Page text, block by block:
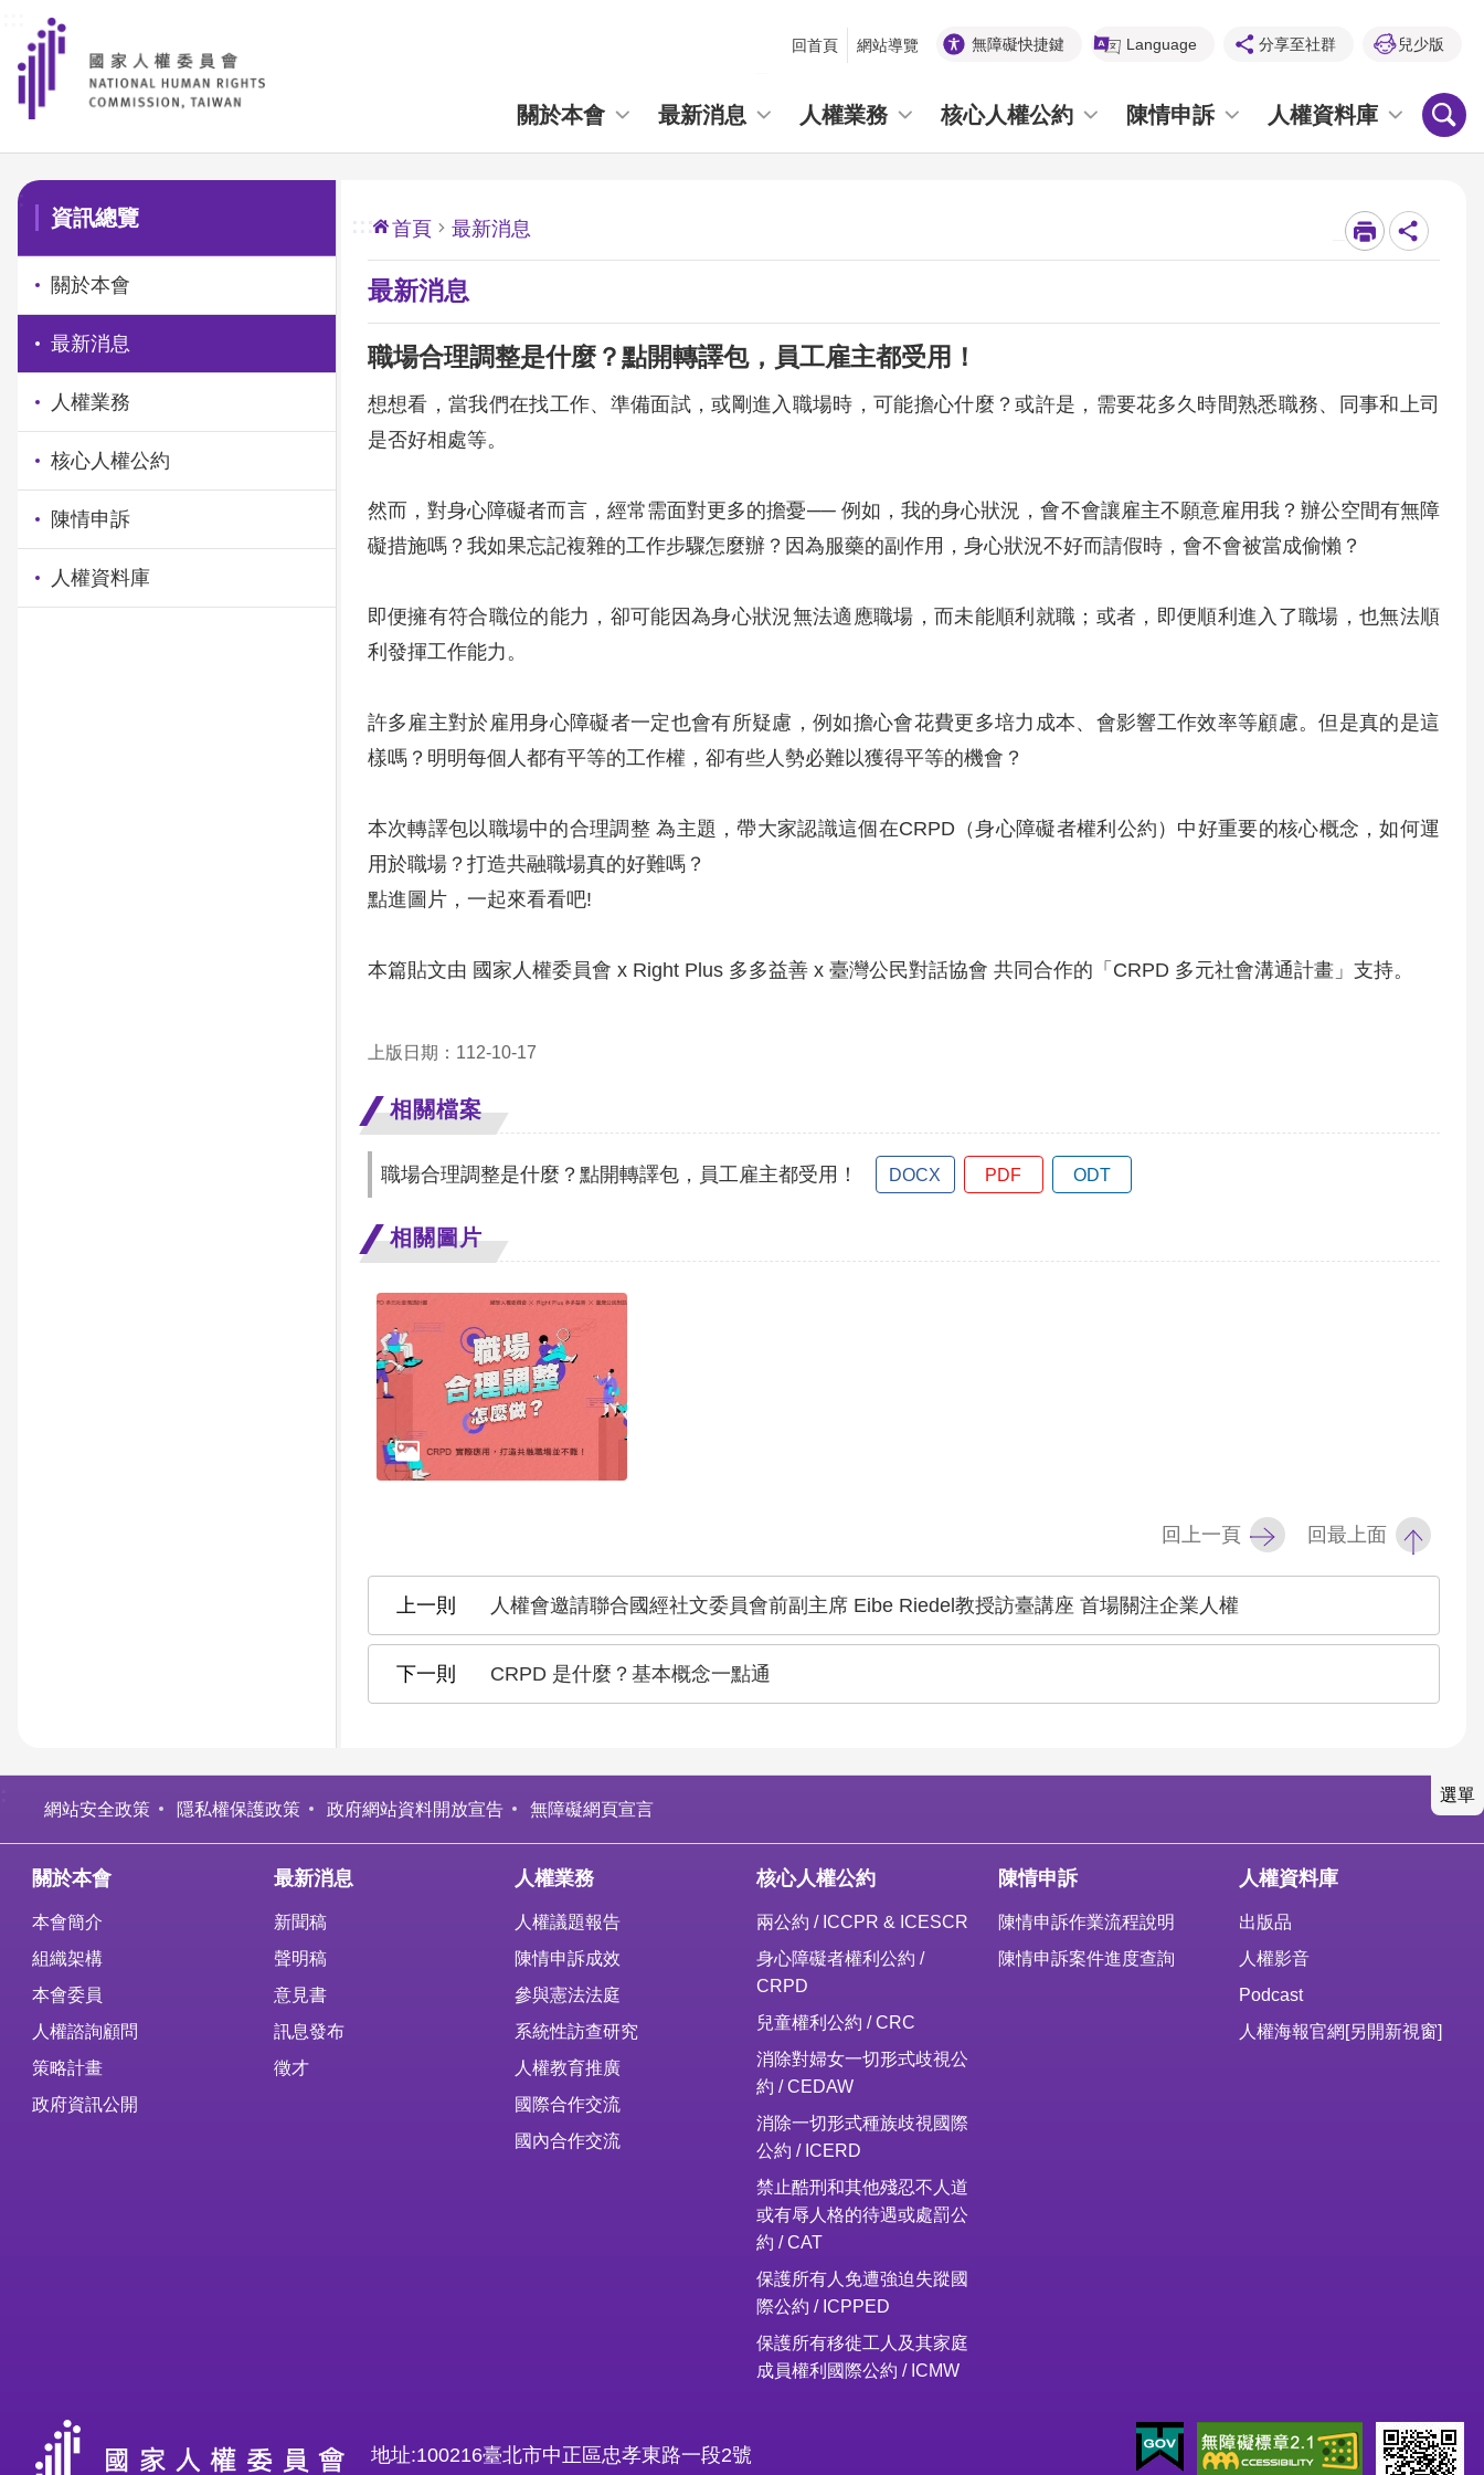
前往主要內容區塊
回首頁 網站導覽 無障礙快捷鍵 Language 分享至社群 兒少版
關於本會 最新消息 人權業務 核心人權公約 陳情申訴 人權資料庫
:::
資訊總覽
關於本會
最新消息
人權業務
核心人權公約
陳情申訴
人權資料庫
::: 首頁 最新消息
最新消息
職場合理調整是什麼？點開轉譯包，員工雇主都受用！
想想看，當我們在找工作、準備面試，或剛進入職場時，可能擔心什麼？或許是，需要花多久時間熟悉職務、同事和上司
是否好相處等。
然而，對身心障礙者而言，經常需面對更多的擔憂── 例如，我的身心狀況，會不會讓雇主不願意雇用我？辦公空間有無障
礙措施嗎？我如果忘記複雜的工作步驟怎麼辦？因為服藥的副作用，身心狀況不好而請假時，會不會被當成偷懶？
即便擁有符合職位的能力，卻可能因為身心狀況無法適應職場，而未能順利就職；或者，即便順利進入了職場，也無法順
利發揮工作能力。
許多雇主對於雇用身心障礙者一定也會有所疑慮，例如擔心會花費更多培力成本、會影響工作效率等顧慮。但是真的是這
樣嗎？明明每個人都有平等的工作權，卻有些人勢必難以獲得平等的機會？
本次轉譯包以職場中的合理調整 為主題，帶大家認識這個在CRPD（身心障礙者權利公約）中好重要的核心概念，如何運
用於職場？打造共融職場真的好難嗎？
點進圖片，一起來看看吧!
本篇貼文由 國家人權委員會 x Right Plus 多多益善 x 臺灣公民對話協會 共同合作的「CRPD 多元社會溝通計畫」支持。
上版日期：112-10-17
相關檔案
職場合理調整是什麼？點開轉譯包，員工雇主都受用！ DOCX PDF ODT
相關圖片
回上一頁 回最上面
人權會邀請聯合國經社文委員會前副主席 Eibe Riedel教授訪臺講座 首場關注企業人權
CRPD 是什麼？基本概念一點通
選單
網站安全政策 隱私權保護政策 政府網站資料開放宣告 無障礙網頁宣言
關於本會
本會簡介
組織架構
本會委員
人權諮詢顧問
策略計畫
政府資訊公開
最新消息
新聞稿
聲明稿
意見書
訊息發布
徵才
人權業務
人權議題報告
陳情申訴成效
參與憲法法庭
系統性訪查研究
人權教育推廣
國際合作交流
國內合作交流
核心人權公約
兩公約 / ICCPR & ICESCR
身心障礙者權利公約 /
CRPD
兒童權利公約 / CRC
消除對婦女一切形式歧視公
約 / CEDAW
消除一切形式種族歧視國際
公約 / ICERD
禁止酷刑和其他殘忍不人道
或有辱人格的待遇或處罰公
約 / CAT
保護所有人免遭強迫失蹤國
際公約 / ICPPED
保護所有移徙工人及其家庭
成員權利國際公約 / ICMW
陳情申訴
陳情申訴作業流程說明
陳情申訴案件進度查詢
人權資料庫
出版品
人權影音
Podcast
人權海報官網[另開新視窗]
地址:100216臺北市中正區忠孝東路一段2號